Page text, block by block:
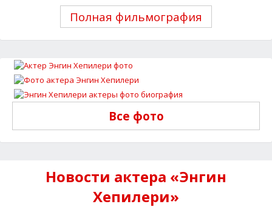
Полная фильмография
Все фото
Новости актера «Энгин
Хепилери»